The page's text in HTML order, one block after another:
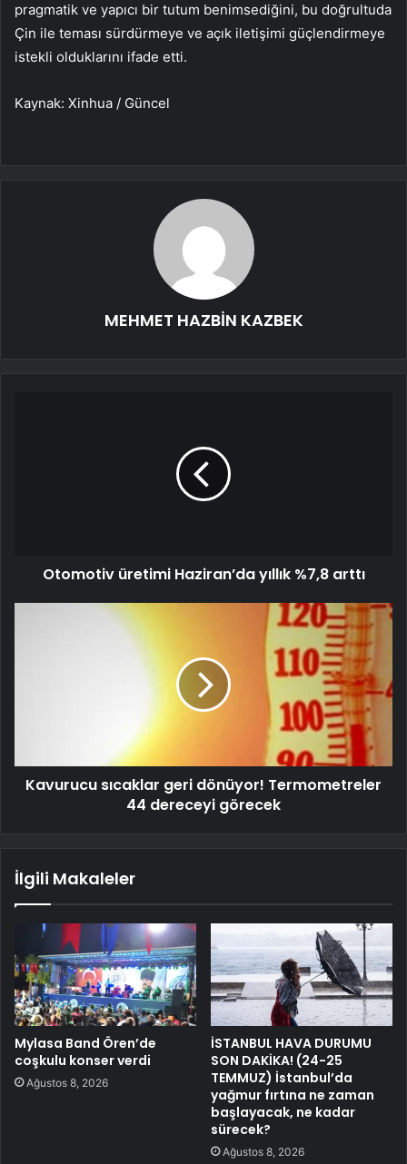
pragmatik ve yapıcı bir tutum benimsediğini, bu doğrultuda
Çin ile teması sürdürmeye ve açık iletişimi güçlendirmeye
istekli olduklarını ifade etti.
Kaynak: Xinhua / Güncel
MEHMET HAZBİN KAZBEK
Otomotiv üretimi Haziran’da yıllık %7,8 arttı
Kavurucu sıcaklar geri dönüyor! Termometreler
44 dereceyi görecek
İlgili Makaleler
Mylasa Band Ören’de
coşkulu konser verdi
Ağustos 8, 2026
İSTANBUL HAVA DURUMU
SON DAKİKA! (24-25
TEMMUZ) İstanbul’da
yağmur fırtına ne zaman
başlayacak, ne kadar
sürecek?
Ağustos 8, 2026